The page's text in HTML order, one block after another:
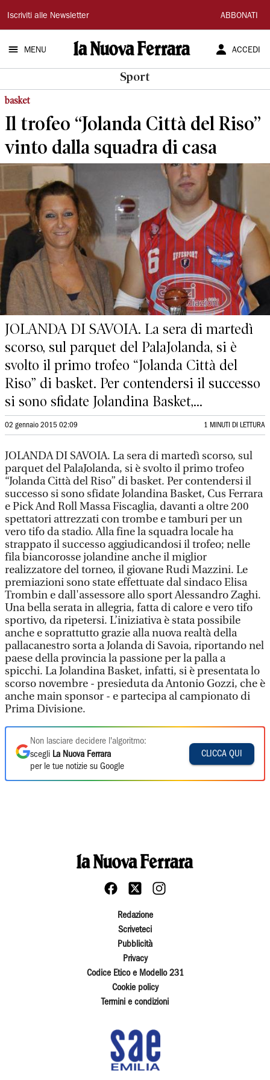
La
Nuova
Ferrara
Iscriviti alle Newsletter ABBONATI
MENU ACCEDI
Sport
basket
Il trofeo “Jolanda Città del Riso”
vinto dalla squadra di casa
JOLANDA DI SAVOIA. La sera di martedì
scorso, sul parquet del PalaJolanda, si è
svolto il primo trofeo “Jolanda Città del
Riso” di basket. Per contendersi il successo
si sono sfidate Jolandina Basket,...
02 gennaio 2015 02:09 1 MINUTI DI LETTURA
JOLANDA DI SAVOIA. La sera di martedì scorso, sul
parquet del PalaJolanda, si è svolto il primo trofeo
“Jolanda Città del Riso” di basket. Per contendersi il
successo si sono sfidate Jolandina Basket, Cus Ferrara
e Pick And Roll Massa Fiscaglia, davanti a oltre 200
spettatori attrezzati con trombe e tamburi per un
vero tifo da stadio. Alla fine la squadra locale ha
strappato il successo aggiudicandosi il trofeo; nelle
fila biancorosse jolandine anche il miglior
realizzatore del torneo, il giovane Rudi Mazzini. Le
premiazioni sono state effettuate dal sindaco Elisa
Trombin e dall'assessore allo sport Alessandro Zaghi.
Una bella serata in allegria, fatta di calore e vero tifo
sportivo, da ripetersi. L’iniziativa è stata possibile
anche e soprattutto grazie alla nuova realtà della
pallacanestro sorta a Jolanda di Savoia, riportando nel
paese della provincia la passione per la palla a
spicchi. La Jolandina Basket, infatti, si è presentata lo
scorso novembre - presieduta da Antonio Gozzi, che è
anche main sponsor - e partecipa al campionato di
Prima Divisione.
Non lasciare decidere l'algoritmo:
scegli La Nuova Ferrara
per le tue notizie su Google
CLICCA QUI
Redazione
Scriveteci
Pubblicità
Privacy
Codice Etico e Modello 231
Cookie policy
Termini e condizioni